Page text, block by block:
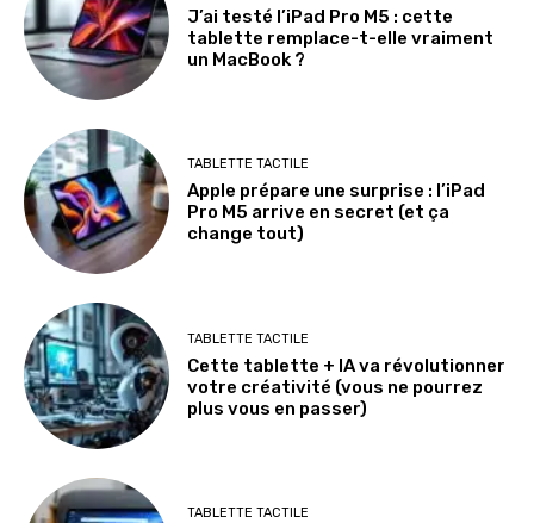
J’ai testé l’iPad Pro M5 : cette
tablette remplace-t-elle vraiment
un MacBook ?
TABLETTE TACTILE
Apple prépare une surprise : l’iPad
Pro M5 arrive en secret (et ça
change tout)
TABLETTE TACTILE
Cette tablette + IA va révolutionner
votre créativité (vous ne pourrez
plus vous en passer)
TABLETTE TACTILE